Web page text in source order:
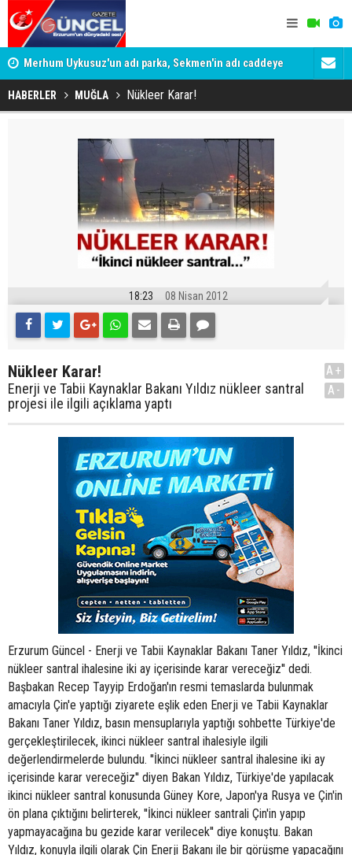
Merhum Uykusuz'un adı parka, Sekmen'in adı caddeye
verildi
HABERLER MUĞLA Nükleer Karar!
18:23 08 Nisan 2012
Nükleer Karar!
Enerji ve Tabii Kaynaklar Bakanı Yıldız nükleer santral
projesi ile ilgili açıklama yaptı
A+
A-
Erzurum Güncel - Enerji ve Tabii Kaynaklar Bakanı Taner Yıldız, ''İkinci
nükleer santral ihalesine iki ay içerisinde karar vereceğiz'' dedi.
Başbakan Recep Tayyip Erdoğan'ın resmi temaslarda bulunmak
amacıyla Çin'e yaptığı ziyarete eşlik eden Enerji ve Tabii Kaynaklar
Bakanı Taner Yıldız, basın mensuplarıyla yaptığı sohbette Türkiye'de
gerçekleştirilecek, ikinci nükleer santral ihalesiyle ilgili
değerlendirmelerde bulundu. ''İkinci nükleer santral ihalesine iki ay
içerisinde karar vereceğiz'' diyen Bakan Yıldız, Türkiye'de yapılacak
ikinci nükleer santral konusunda Güney Kore, Japon'ya Rusya ve Çin'in
ön plana çıktığını belirterek, ''İkinci nükleer santrali Çin'in yapıp
yapmayacağına bu gezide karar verilecek'' diye konuştu. Bakan
Yıldız, konuyla ilgili olarak Çin Enerji Bakanı ile bir görüşme yapacağını